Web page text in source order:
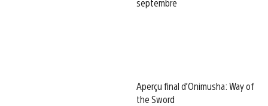
Aperçu final d’Onimusha: Way of
the Sword